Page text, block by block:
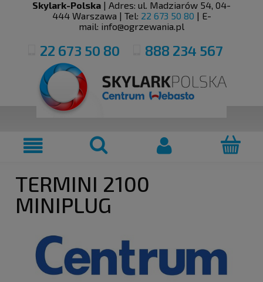
Skylark-Polska | Adres: ul. Madziarów 54, 04-
444 Warszawa | Tel: 22 673 50 80 | E-
mail: info@ogrzewania.pl
22 673 50 80 888 234 567
TERMINI 2100
MINIPLUG